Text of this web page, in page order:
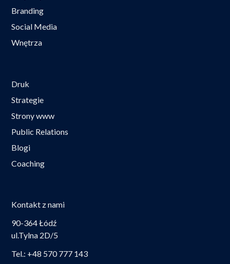
Branding
Social Media
Wnętrza
Druk
Strategie
Strony www
Public Relations
Blogi
Coaching
Kontakt z nami
90-364 Łódź
ul.Tylna 2D/5
Tel.: +48 570 777 143